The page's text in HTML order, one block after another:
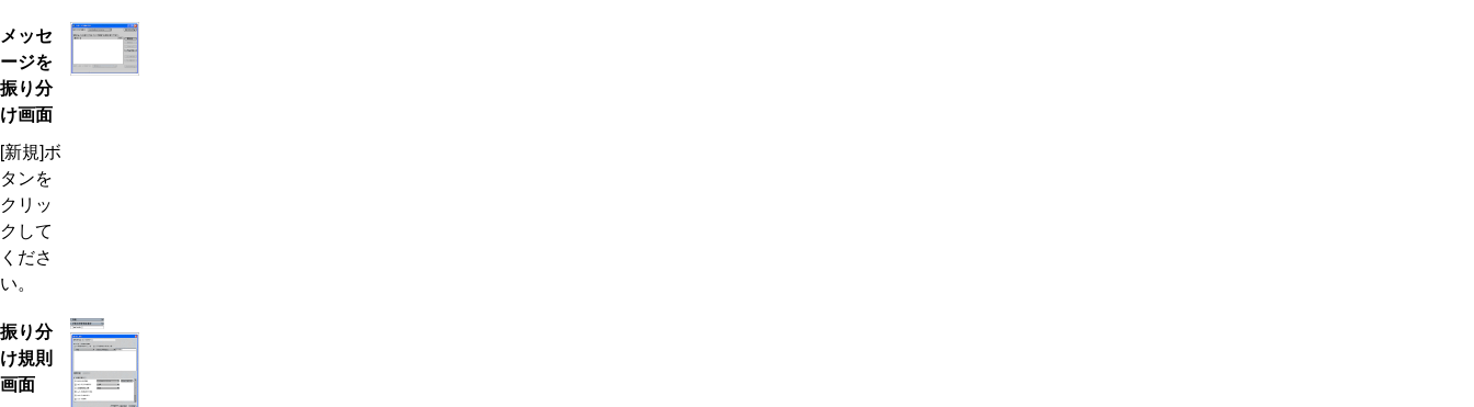
メッセ
ージを
振り分
け画面
[新規]ボ
タンを
クリッ
クして
くださ
い。
振り分
け規則
画面